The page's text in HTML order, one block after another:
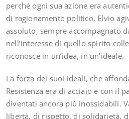
perché ogni sua azione era
di ragionamento politico. Elvio
assoluto, sempre accompagnato
nell’interesse di quello spirito
riconosce in un’idea, in un’ideale.
La forza dei suoi ideali, che
Resistenza era di acciaio e con il
diventati ancora più inossidabili.
libertà, di rispetto, di solidarietà,